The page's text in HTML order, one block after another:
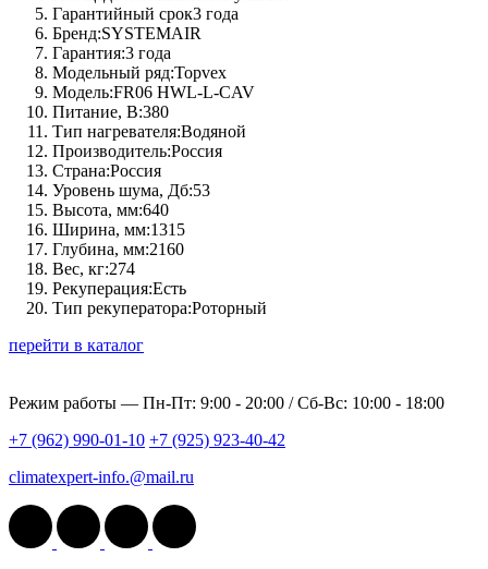
Гарантийный срок3 года
Бренд:SYSTEMAIR
Гарантия:3 года
Модельный ряд:Topvex
Модель:FR06 HWL-L-CAV
Питание, В:380
Тип нагревателя:Водяной
Производитель:Россия
Страна:Россия
Уровень шума, Дб:53
Высота, мм:640
Ширина, мм:1315
Глубина, мм:2160
Вес, кг:274
Рекуперация:Есть
Тип рекуператора:Роторный
перейти в каталог
Режим работы — Пн-Пт: 9:00 - 20:00 / Сб-Вс: 10:00 - 18:00
+7 (962) 990-01-10 +7 (925) 923-40-42
climatexpert-info.@mail.ru